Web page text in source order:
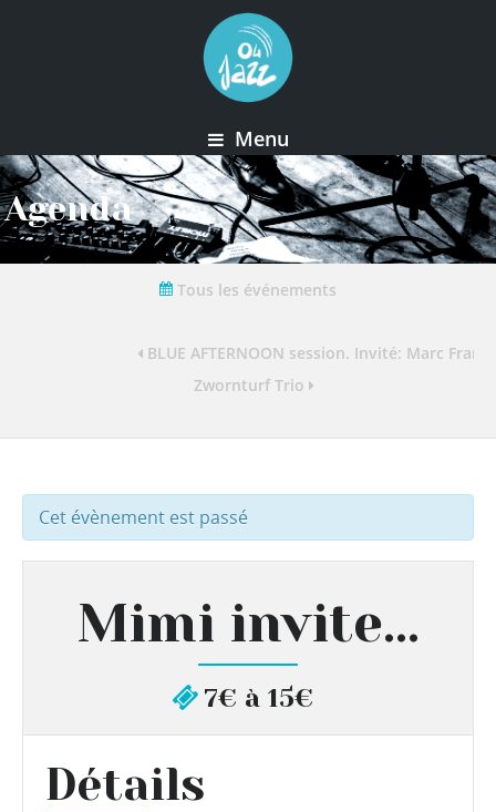
Menu
Agenda
Tous les événements
BLUE AFTERNOON session. Invité: Marc
Zwornturf Trio
Cet évènement est passé
Mimi invite…
7€ à 15€
Détails